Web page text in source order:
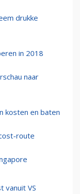
drukke
in 2018
naar
kosten en baten
route
vanuit VS